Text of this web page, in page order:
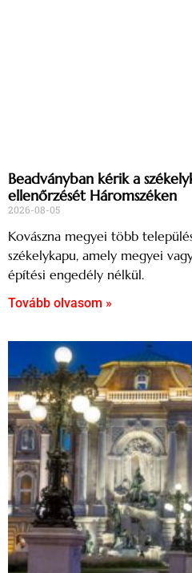
Beadványban kérik a
ellenőrzését Háromszéken
2026-08-05
Kovászna megyei több
székelykapu, amely megyei
építési engedély nélkül.
Tovább olvasom »